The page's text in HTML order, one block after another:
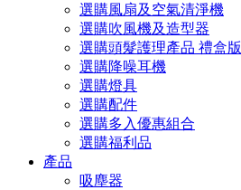
選購風扇及空氣清淨機
選購吹風機及造型器
選購頭髮護理產品 禮盒版
選購降噪耳機
選購燈具
選購配件
選購多入優惠組合
選購福利品
產品
吸塵器